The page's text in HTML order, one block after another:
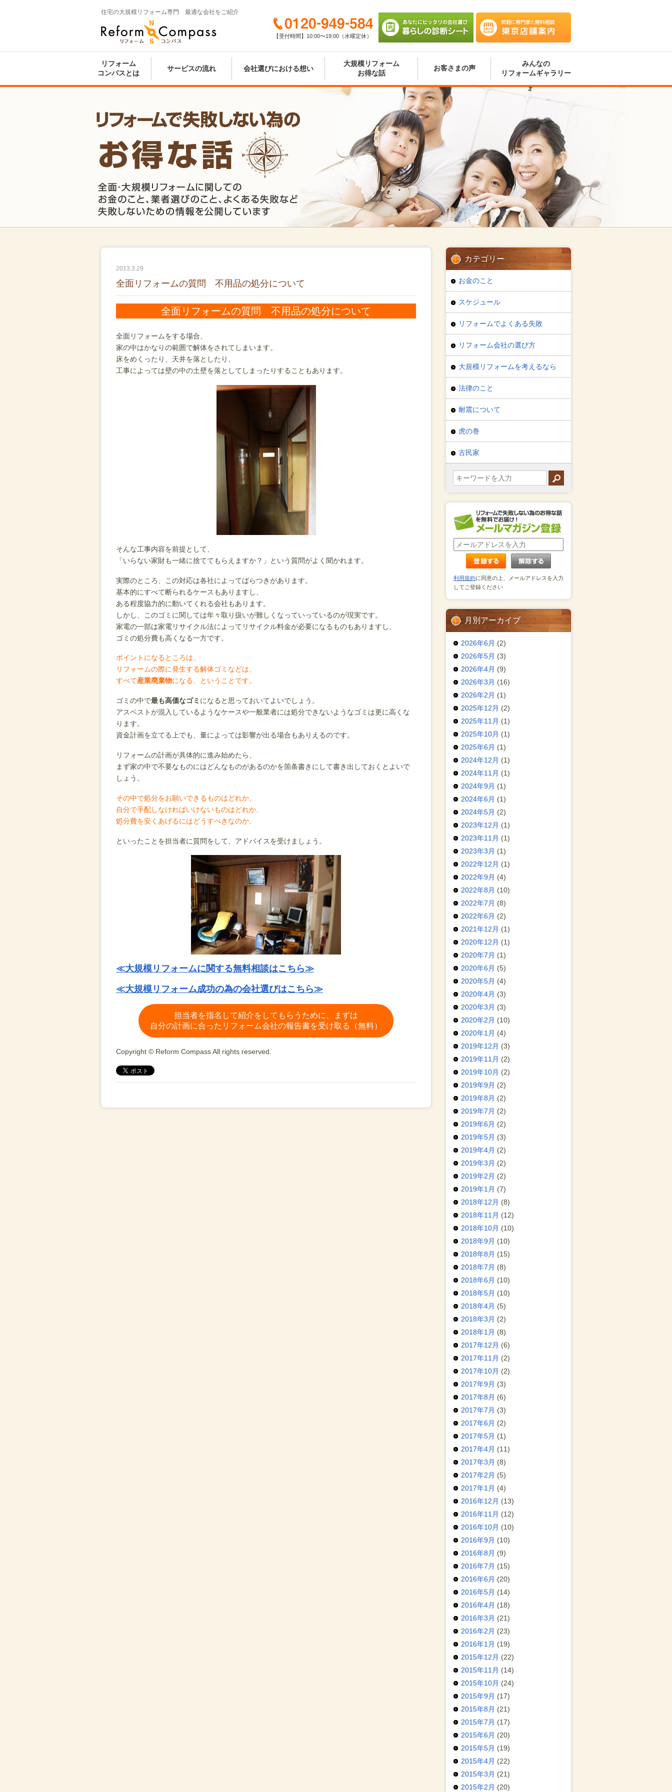
住宅の大規模リフォーム専門 最適な会社をご紹介
ス
店舗案内
び 暮らしの診断シート
0120-949-584
【受付時間】10:00〜19:00（水曜定休）
リフォーム
コンパスとは
サービスの流れ 会社選びにおける想い
大規模リフォーム
お得な話
お客さまの声
みんなの
リフォームギャラリー
2013.3.29
全面リフォームの質問 不用品の処分について
全面リフォームの質問 不用品の処分について
全面リフォームをする場合、
家の中はかなりの範囲で解体をされてしまいます。
床をめくったり、天井を落としたり、
工事によっては壁の中の土壁を落としてしまったりすることもあります。
そんな工事内容を前提として、
「いらない家財も一緒に捨ててもらえますか？」という質問がよく聞かれます。
実際のところ、この対応は各社によってばらつきがあります。
基本的にすべて断られるケースもありますし、
ある程度協力的に動いてくれる会社もあります。
しかし、このゴミに関しては年々取り扱いが難しくなっていっているのが現実です。
家電の一部は家電リサイクル法によってリサイクル料金が必要になるものもありますし、
ゴミの処分費も高くなる一方です。
ポイントになるところは、
リフォームの際に発生する解体ゴミなどは、
すべて産業廃棄物になる、ということです。
ゴミの中で最も高価なゴミ になると思っておいてよいでしょう。
アスベストが混入しているようなケースや一般業者には処分できないようなゴミは更に高くな
ります。
資金計画を立てる上でも、量によっては影響が出る場合もありえるのです。
リフォームの計画が具体的に進み始めたら、
まず家の中で不要なものにはどんなものがあるのかを箇条書きにして書き出しておくとよいで
しょう。
その中で処分をお願いできるものはどれか、
自分で手配しなければいけないものはどれか、
処分費を安くあげるにはどうすべきなのか、
といったことを担当者に質問をして、アドバイスを受けましょう。
≪大規模リフォームに関する無料相談はこちら≫
≪大規模リフォーム成功の為の会社選びはこちら≫
担当者を指名して紹介をしてもらうために、まずは
自分の計画に合ったリフォーム会社の報告書を受け取る（無料）
Copyright © Reform Compass All rights reserved.
カテゴリー
お金のこと
スケジュール
リフォームでよくある失敗
リフォーム会社の選び方
大規模リフォームを考えるなら
法律のこと
耐震について
虎の巻
古民家
利用規約に同意の上、メールアドレスを入力
してご登録ください
月別アーカイブ
2026年6月 (2)
2026年5月 (3)
2026年4月 (9)
2026年3月 (16)
2026年2月 (1)
2025年12月 (2)
2025年11月 (1)
2025年10月 (1)
2025年6月 (1)
2024年12月 (1)
2024年11月 (1)
2024年9月 (1)
2024年6月 (1)
2024年5月 (2)
2023年12月 (1)
2023年11月 (1)
2023年3月 (1)
2022年12月 (1)
2022年9月 (4)
2022年8月 (10)
2022年7月 (8)
2022年6月 (2)
2021年12月 (1)
2020年12月 (1)
2020年7月 (1)
2020年6月 (5)
2020年5月 (4)
2020年4月 (3)
2020年3月 (3)
2020年2月 (10)
2020年1月 (4)
2019年12月 (3)
2019年11月 (2)
2019年10月 (2)
2019年9月 (2)
2019年8月 (2)
2019年7月 (2)
2019年6月 (2)
2019年5月 (3)
2019年4月 (2)
2019年3月 (2)
2019年2月 (2)
2019年1月 (7)
2018年12月 (8)
2018年11月 (12)
2018年10月 (10)
2018年9月 (10)
2018年8月 (15)
2018年7月 (8)
2018年6月 (10)
2018年5月 (10)
2018年4月 (5)
2018年3月 (2)
2018年1月 (8)
2017年12月 (6)
2017年11月 (2)
2017年10月 (2)
2017年9月 (3)
2017年8月 (6)
2017年7月 (3)
2017年6月 (2)
2017年5月 (1)
2017年4月 (11)
2017年3月 (8)
2017年2月 (5)
2017年1月 (4)
2016年12月 (13)
2016年11月 (12)
2016年10月 (10)
2016年9月 (10)
2016年8月 (9)
2016年7月 (15)
2016年6月 (20)
2016年5月 (14)
2016年4月 (18)
2016年3月 (21)
2016年2月 (23)
2016年1月 (19)
2015年12月 (22)
2015年11月 (14)
2015年10月 (24)
2015年9月 (17)
2015年8月 (21)
2015年7月 (17)
2015年6月 (20)
2015年5月 (19)
2015年4月 (22)
2015年3月 (21)
2015年2月 (20)